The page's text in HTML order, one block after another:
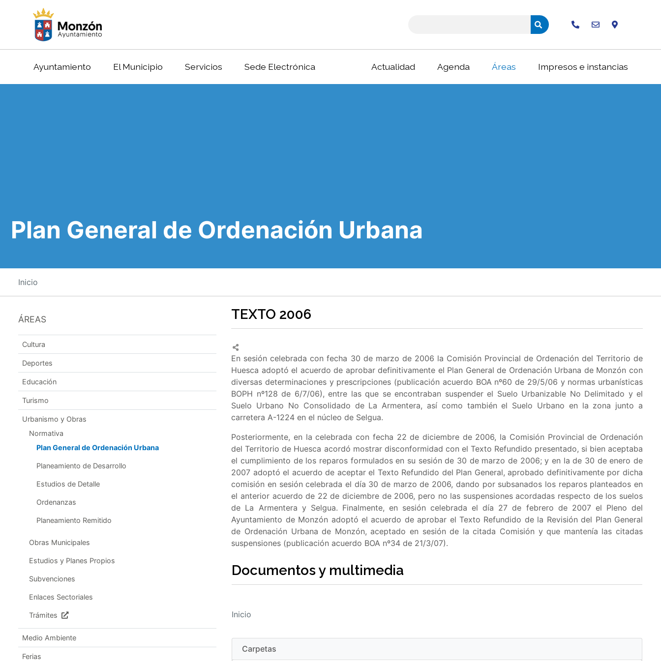
Ayuntamiento El Municipio Servicios Sede Electrónica Actualidad Agenda Áreas Impresos e instancias
Plan General de Ordenación Urbana
Inicio
ÁREAS
Cultura
Deportes
Educación
Turismo
Urbanismo y Obras
Normativa
Plan General de Ordenación Urbana
Planeamiento de Desarrollo
Estudios de Detalle
Ordenanzas
Planeamiento Remitido
Obras Municipales
Estudios y Planes Propios
Subvenciones
Enlaces Sectoriales
Trámites
Medio Ambiente
Ferias
TEXTO 2006
En sesión celebrada con fecha 30 de marzo de 2006 la Comisión Provincial de Ordenación del Territorio de
Huesca adoptó el acuerdo de aprobar definitivamente el Plan General de Ordenación Urbana de Monzón con
diversas determinaciones y prescripciones (publicación acuerdo BOA nº60 de 29/5/06 y normas urbanísticas
BOPH nº128 de 6/7/06), entre las que se encontraban suspender el Suelo Urbanizable No Delimitado y el
Suelo Urbano No Consolidado de La Armentera, así como también el Suelo Urbano en la zona junto a
carretera A-1224 en el núcleo de Selgua.
Posteriormente, en la celebrada con fecha 22 de diciembre de 2006, la Comisión Provincial de Ordenación
del Territorio de Huesca acordó mostrar disconformidad con el Texto Refundido presentado, si bien aceptaba
el cumplimiento de los reparos formulados en su sesión de 30 de marzo de 2006; y en la de 30 de enero de
2007 adoptó el acuerdo de aceptar el Texto Refundido del Plan General, aprobado definitivamente por dicha
comisión en sesión celebrada el día 30 de marzo de 2006, dando por subsanados los reparos planteados en
el anterior acuerdo de 22 de diciembre de 2006, pero no las suspensiones acordadas respecto de los suelos
de La Armentera y Selgua. Finalmente, en sesión celebrada el día 27 de febrero de 2007 el Pleno del
Ayuntamiento de Monzón adoptó el acuerdo de aprobar el Texto Refundido de la Revisión del Plan General
de Ordenación Urbana de Monzón, aceptado en sesión de la citada Comisión y que mantenía las citadas
suspensiones (publicación acuerdo BOA nº34 de 21/3/07).
Documentos y multimedia
Inicio
Carpetas